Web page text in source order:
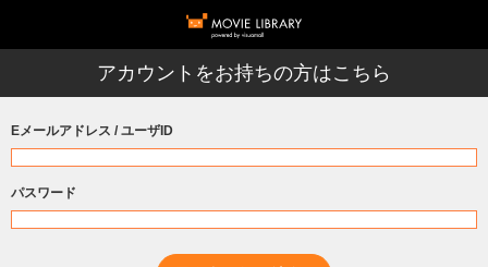
アカウントをお持ちの方はこちら
Eメールアドレス / ユーザID
パスワード